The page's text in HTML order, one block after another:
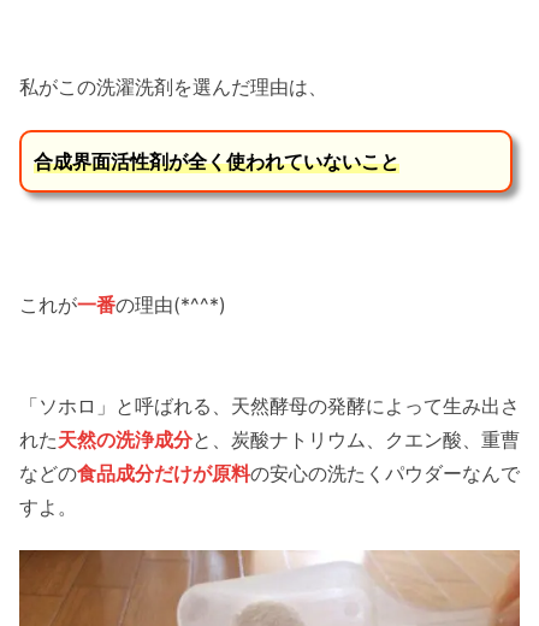
私がこの洗濯洗剤を選んだ理由は、
合成界面活性剤が全く使われていないこと
これが一番の理由(*^^*)
「ソホロ」と呼ばれる、天然酵母の発酵によって生み出さ
れた天然の洗浄成分と、炭酸ナトリウム、クエン酸、重曹
などの食品成分だけが原料の安心の洗たくパウダーなんで
すよ。